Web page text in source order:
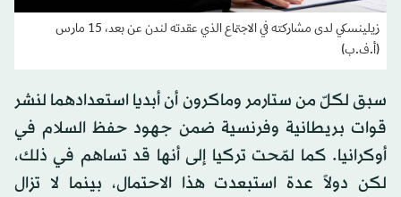
زيلينسكي لدى مشاركته في الاجتماع الذي عقدته لندن عن بعد، 15 مارس
(أ.ف.ب)
سبق لكلّ من ستارمر وماكرون أن أبديا استعدادهما لنشر
قوات بريطانية وفرنسية ضمن جهود حفظ السلام في
أوكرانيا. كما لمّحت تركيا إلى أنها قد تساهم في ذلك،
لكن دولاً عدة استبعدت هذا الاحتمال، بينما لا تزال